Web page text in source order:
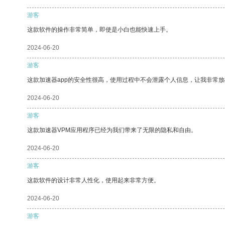
游客
这款软件的操作非常简单，即使是小白也能快速上手。
2024-06-20
游客
这款加速器app的安全性很高，使用过程中不会泄露个人信息，让我非常
2024-06-20
游客
这款加速器VPM应用程序已经为我们带来了无限的隐私和自由。
2024-06-20
游客
这款软件的设计非常人性化，使用起来非常方便。
2024-06-20
游客